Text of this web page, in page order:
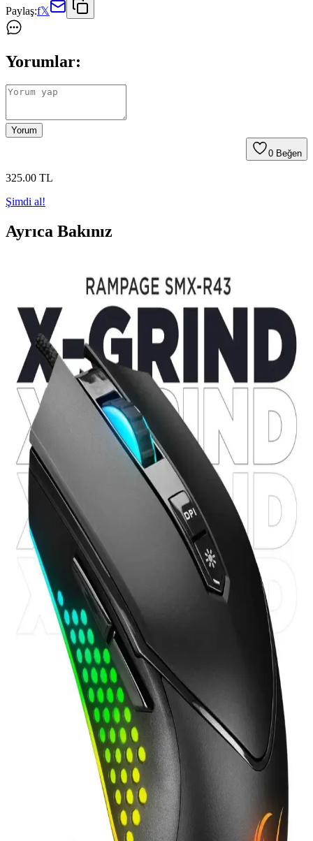
Paylaş:f𝕏
Yorumlar:
Yorum
0 Beğen
325.00 TL
Şimdi al!
Ayrıca Bakınız
Otellerde USB Şarj Portları ve Juice Jacking
Güvenlik Riskleri ve Önlemleri
Otellerde USB şarj portları üzerinden gerçekleşebileceği düşünülen
juice jacking saldırıları, iOS cihazların varsayılan güvenlik önlemleri
sayesinde nadiren gerçekleşir. Basit ayarlarla riskler azaltılabilir.
R2R DAC Teknolojisi ve LED Işıklarla
Görselleştirilen Dijital-Analog Dönüştürücü Projesi
R2R DAC, direnç merdiveni kullanarak dijital ses sinyallerini
analog sinyale dönüştürür. Projede LED ışıklarla dirençlerin durumu
görselleştirilmiş, STM32 mikrodenetleyici ile kontrol sağlanmıştır.
Ticari ürünlerle kıyaslandığında farklı bir ses karakteri sunar.
Penguen Dönüştürücü Ürünleri Karşılaştırması:
iPhone 11 ve Type-C Bağlantı Çözümleri
Penguen iPhone 11 başlık aparatı ve USB dişi to Type-C
dönüştürücüleri arasındaki farkları ve kullanıcı yorumlarını detaylı
karşılaştırıyoruz.
32 GB Flash Bellek: Günümüzdeki Elektronik
Dünyasının Vazgeçilmez Parçası
32 GB flash bellekler, taşınabilirlik, uygun fiyat ve geniş uyumluluk
ile günlük ve profesyonel kullanımı kolaylaştırır.
Intouch 10.000 mAh ve Xiaomi 10000 Mah
Powerbank Karşılaştırması Ürün Özellikleri ve
Kullanıcı Yorumları
İki 10.000 mAh powerbank'in özellikleri, avantajları ve kullanıcı
yorumlarıyla detaylı karşılaştırması. Hızlı şarj, dijital gösterge ve
taşınabilirlik gibi önemli noktalar incelendi.
Taşınabilir Şarj Aletleri Karşılaştırması: Xiaomi
22.5W ve Ttec Powerslim Özellikleri
İki popüler taşınabilir şarj cihazını karşılaştırıyoruz. Xiaomi 22.5W
ve Ttec Powerslim'in kapasite, hız, tasarım ve kullanıcı yorumlarıyla
en iyi seçimi yapmanıza yardımcı oluyor.